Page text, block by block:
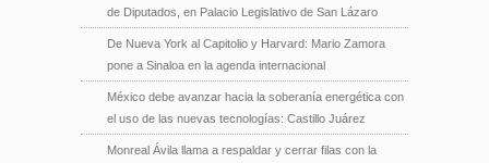
de Diputados, en Palacio Legislativo de San Lázaro
De Nueva York al Capitolio y Harvard: Mario Zamora
pone a Sinaloa en la agenda internacional
México debe avanzar hacia la soberanía energética con
el uso de las nuevas tecnologías: Castillo Juárez
Monreal Ávila llama a respaldar y cerrar filas con la